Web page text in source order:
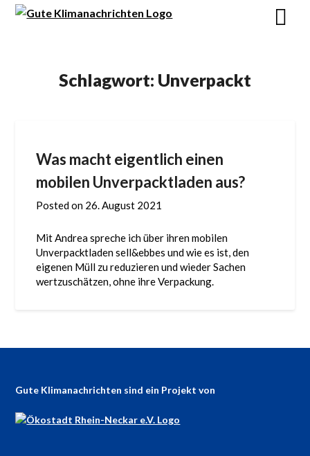
Schlagwort: Unverpackt
Was macht eigentlich einen
mobilen Unverpacktladen aus?
Posted on 26. August 2021
Mit Andrea spreche ich über ihren mobilen
Unverpacktladen sell&ebbes und wie es ist, den
eigenen Müll zu reduzieren und wieder Sachen
wertzuschätzen, ohne ihre Verpackung.
Gute Klimanachrichten sind ein Projekt von